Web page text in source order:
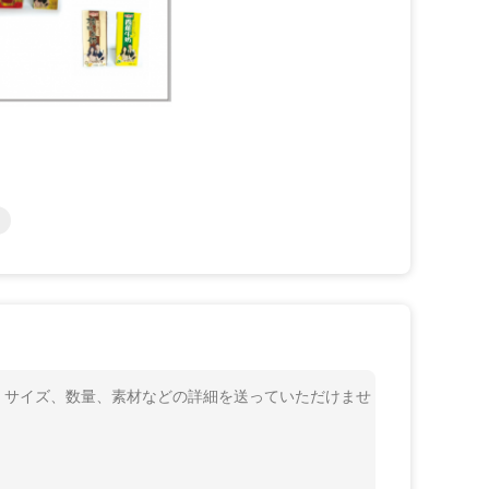
イズ、数量、素材などの詳細を送っていただけませ